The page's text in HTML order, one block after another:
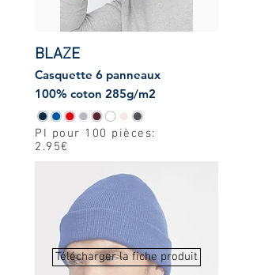
BLAZE
Casquette 6 panneaux
100% coton 285g/m2
PI pour 100 pièces:
2.95€
Télécharger la fiche produit